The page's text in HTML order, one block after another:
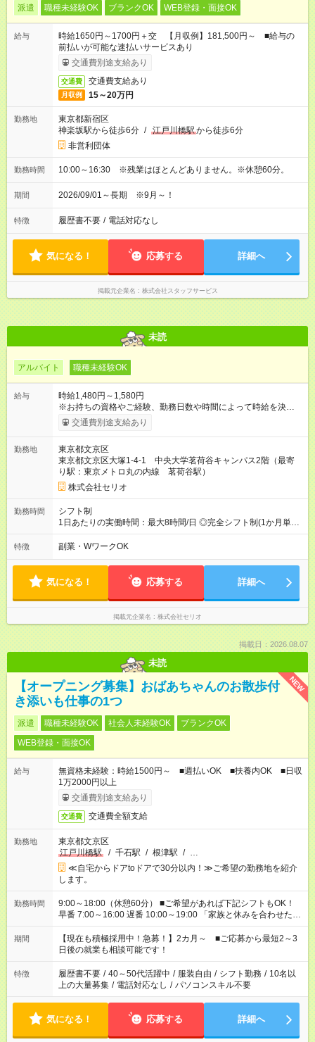
派遣 職種未経験OK ブランクOK WEB登録・面接OK
給与
時給1650円～1700円＋交 【月収例】181,500円～ ■給与の
前払いが可能な速払いサービスあり
交通費別途支給あり
交通費 交通費支給あり
月収例 15～20万円
勤務地
東京都新宿区
神楽坂駅から徒歩6分 / 江戸川橋駅から徒歩6分
非営利団体
勤務時間 10:00～16:30 ※残業はほとんどありません。※休憩60分。
期間 2026/09/01～長期 ※9月～！
特徴 履歴書不要 / 電話対応なし
気になる！ 応募する 詳細へ
掲載元企業名 株式会社スタッフサービス
未読
アルバイト 職種未経験OK
給与
時給1,480円～1,580円
※お持ちの資格やご経験、勤務日数や時間によって時給を決定い
たします。 【試用期間】試用期間あり 試用期間の長さ：3ヶ月
雇用形態、給与は本採用時と同じです。
交通費別途支給あり
勤務地
東京都文京区
東京都文京区大塚1-4-1 中央大学茗荷谷キャンパス2階（最寄
り駅：東京メトロ丸の内線 茗荷谷駅）
株式会社セリオ
勤務時間
シフト制
1日あたりの実働時間：最大8時間/日 ◎完全シフト制(1か月単
位)◎ 月～土(週2日～OK) ＜平日＞ 13:15～18:45（実働5.5時
間） ＜土曜＞ 8:00～17:30（実働5～8時間) ＜学校休業日＞
上：45分、8時間以上：60分）
特徴 副業・WワークOK
気になる！ 応募する 詳細へ
掲載元企業名 株式会社セリオ
掲載日：2026.08.07
未読
NEW
【オープニング募集】おばあちゃんのお散歩付
き添いも仕事の1つ
派遣 職種未経験OK 社会人未経験OK
ブランクOK
WEB登録・面接OK
給与
無資格未経験：時給1500円～ ■週払いOK ■扶養内OK ■日収
1万2000円以上
交通費別途支給あり
交通費 交通費全額支給
勤務地
東京都文京区
江戸川橋駅
/ 千石駅 / 根津駅 / …
≪自宅からドアtoドアで30分以内！≫ご希望の勤務地を紹介
します。
勤務時間
9:00～18:00（休憩60分） ■ご希望があれば下記シフトもOK！
早番 7:00～16:00 遅番 10:00～19:00 「家族と休みを合わせた
い」 「余裕を持って夕飯の準備がしたい」 「できれば残業はし
たくない」 など、ご希望を教えてくださいね。 ※Wワーク希望
の方へ 今ご覧のお仕事で希望する勤務時間と、もう1つのお仕事
の勤務時間。 合計で週40時間を超える場合は応募できません。
期間
【現在も積極採用中！急募！】2カ月～ ■ご応募から最短2～3
日後の就業も相談可能です！
特徴 履歴書不要 / 40～50代活躍中 / 服装自由 / シフト勤務 / 10名以
上の大量募集 / 電話対応なし / パソコンスキル不要
気になる！ 応募する 詳細へ